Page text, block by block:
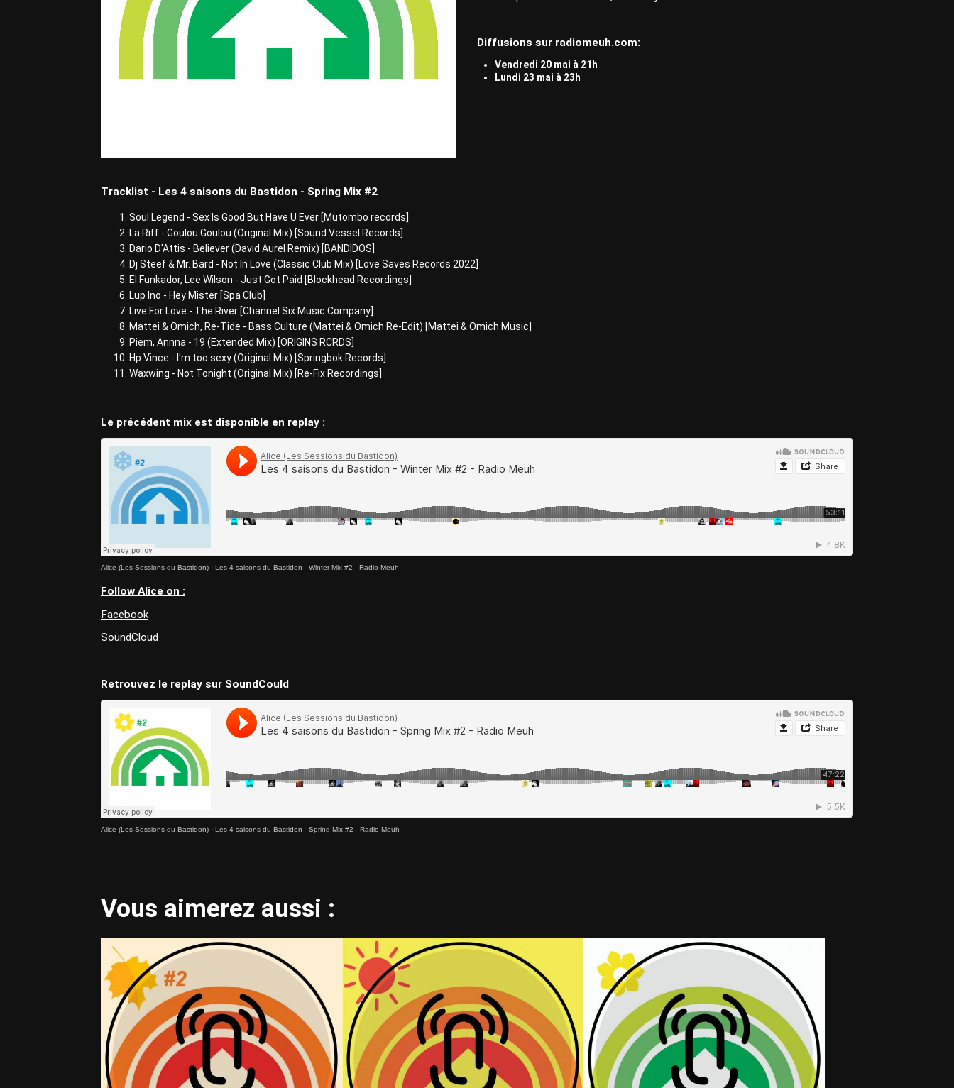
Diffusions sur radiomeuh.com:
Vendredi 20 mai à 21h
Lundi 23 mai à 23h
Tracklist - Les 4 saisons du Bastidon - Spring Mix #2
Soul Legend - Sex Is Good But Have U Ever [Mutombo records]
La Riff - Goulou Goulou (Original Mix) [Sound Vessel Records]
Dario D'Attis - Believer (David Aurel Remix) [BANDIDOS]
Dj Steef & Mr. Bard - Not In Love (Classic Club Mix) [Love Saves Records 2022]
El Funkador, Lee Wilson - Just Got Paid [Blockhead Recordings]
Lup Ino - Hey Mister [Spa Club]
Live For Love - The River [Channel Six Music Company]
Mattei & Omich, Re-Tide - Bass Culture (Mattei & Omich Re-Edit) [Mattei & Omich Music]
Piem, Annna - 19 (Extended Mix) [ORIGINS RCRDS]
Hp Vince - I'm too sexy (Original Mix) [Springbok Records]
Waxwing - Not Tonight (Original Mix) [Re-Fix Recordings]
Le précédent mix est disponible en replay :
Alice (Les Sessions du Bastidon) · Les 4 saisons du Bastidon - Winter Mix #2 - Radio Meuh
Follow Alice on :
Facebook
SoundCloud
Retrouvez le replay sur SoundCould
Alice (Les Sessions du Bastidon) · Les 4 saisons du Bastidon - Spring Mix #2 - Radio Meuh
Vous aimerez aussi :